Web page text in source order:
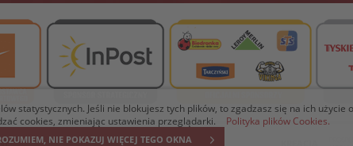
statystycznych. Jeśli nie blokujesz tych plików, to zgadzasz się na ich
cookies, zmieniając ustawienia przeglądarki.
Polityka plików Cookies.
NIE POKAZUJ WIĘCEJ TEGO OKNA